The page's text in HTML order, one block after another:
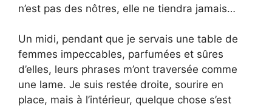
n’est pas des nôtres, elle ne tiendra jamais…
Un midi, pendant que je servais une table de
femmes impeccables, parfumées et sûres
d’elles, leurs phrases m’ont traversée comme
une lame. Je suis restée droite, sourire en
place, mais à l’intérieur, quelque chose s’est